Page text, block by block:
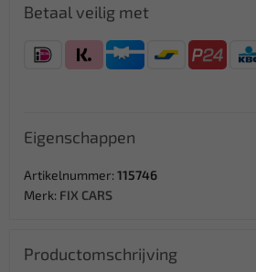
Betaal veilig met
Eigenschappen
Artikelnummer: 115746
Merk: FIX CARS
Productomschrijving